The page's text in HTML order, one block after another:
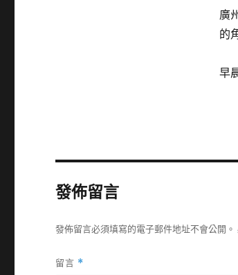
廣
的
早
發佈留言
發佈留言必須填寫的電子郵件地址不會公開。
留言 *